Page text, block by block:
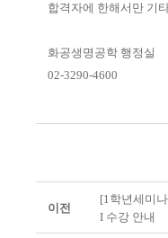
합격자에 한해서만 기
화공생명공학 행정실
02-3290-4600
이전
[1학년세미
I 수강 안내